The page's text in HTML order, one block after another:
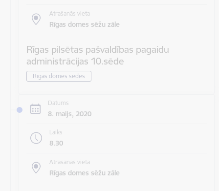
Atrašanās vieta
Rīgas domes sēžu zāle
Rīgas pilsētas pašvaldības pagaidu
administrācijas 10.sēde
Rīgas domes sēdes
Datums
8. maijs, 2020
Laiks
8.30
Atrašanās vieta
Rīgas domes sēžu zāle